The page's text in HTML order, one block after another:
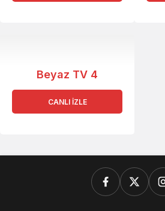
Beyaz TV 4
CANLI İZLE